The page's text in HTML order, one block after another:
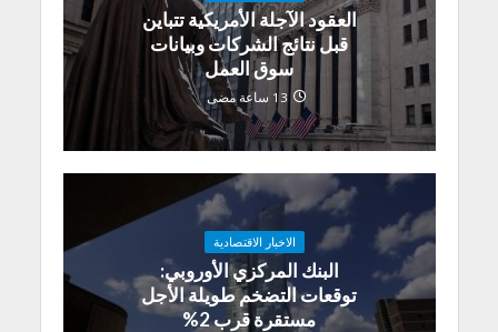
العقود الآجلة الأمريكية تتباين
قبل نتائج الشركات وبيانات
سوق العمل
13 ساعة مضى
الاخبار الاقتصادية
البنك المركزي الأوروبي:
توقعات التضخم طويلة الأجل
مستقرة قرب 2%